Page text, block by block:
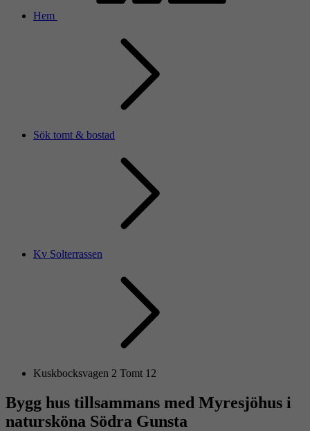
Hem
Sök tomt & bostad
Kv Solterrassen
Kuskbocksvagen 2 Tomt 12
Bygg hus tillsammans med Myresjöhus i
natursköna Södra Gunsta